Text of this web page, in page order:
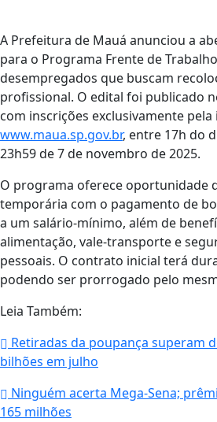
A Prefeitura de Mauá anunciou a
para o Programa Frente de
desempregados que buscam
profissional. O edital foi publicado
com inscrições exclusivamente
www.maua.sp.gov.br, entre 17h do
23h59 de 7 de novembro de 2025.
O programa oferece oportunidade
temporária com o pagamento de
a um salário-mínimo, além de
alimentação, vale-transporte e
pessoais. O contrato inicial terá
podendo ser prorrogado pelo
Leia Também:
Retiradas da poupança superam
bilhões em julho
Ninguém acerta Mega-Sena;
165 milhões